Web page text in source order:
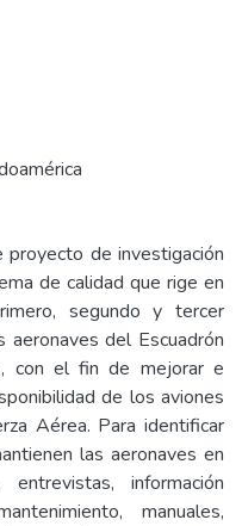
de investigación
de calidad que rige en
segundo y tercer
del Escuadrón
con el fin de mejorar e
de los aviones
Aérea. Para identificar
las aeronaves en
información
manuales,